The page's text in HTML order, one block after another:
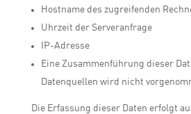
Hostname des zugreifenden
Uhrzeit der Serveranfrage
IP-Adresse
Eine Zusammenführung dieser
Datenquellen wird nicht
Die Erfassung dieser Daten erfolgt